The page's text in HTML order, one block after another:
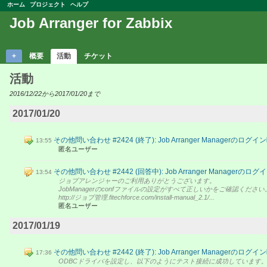
ホーム プロジェクト ヘルプ
Job Arranger for Zabbix
+ 概要 活動 チケット
活動
2016/12/22から2017/01/20まで
2017/01/20
13:55 その他問い合わせ #2424 (終了): Job Arranger Managerのログイ
匿名ユーザー
13:54 その他問い合わせ #2442 (回答中): Job Arranger Managerのログ
ジョブアレンジャーのご利用ありがとうございます。
JobManagerのconfファイルの設定がすべて正しいかをご確認ください。
http://ジョブ管理.fitechforce.com/install-manual_2.1/...
匿名ユーザー
2017/01/19
17:36 その他問い合わせ #2442 (終了): Job Arranger Managerのログイ
ODBCドライバを設定し、以下のようにテスト接続に成功しています。